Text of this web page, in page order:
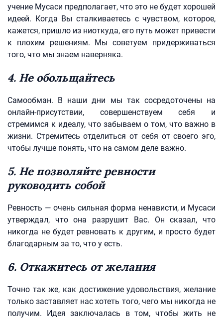
учение Мусаси предполагает, что это не будет хорошей
идеей. Когда Вы сталкиваетесь с чувством, которое,
кажется, пришло из ниоткуда, его путь может привести
к плохим решениям. Мы советуем придерживаться
того, что мы знаем наверняка.
4. Не обольщайтесь
Самообман. В наши дни мы так сосредоточены на
онлайн-присутствии, совершенствуем себя и
стремимся к идеалу, что забываем о том, что важно в
жизни. Стремитесь отделиться от себя от своего эго,
чтобы лучше понять, что на самом деле важно.
5. Не позволяйте ревности
руководить собой
Ревность — очень сильная форма ненависти, и Мусаси
утверждал, что она разрушит Вас. Он сказал, что
никогда не будет ревновать к другим, и просто будет
благодарным за то, что у есть.
6. Откажитесь от желания
Точно так же, как достижение удовольствия, желание
только заставляет нас хотеть того, чего мы никогда не
получим. Идея заключалась в том, чтобы жить не